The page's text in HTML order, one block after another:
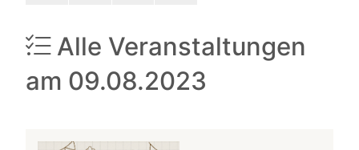
Alle Veranstaltungen
am 09.08.2023